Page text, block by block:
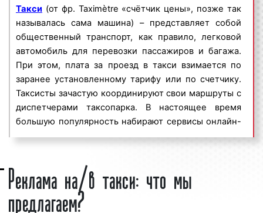
бизнесменов объясняется целым рядом факторов:
высокаячастота контактов;
массовый охват аудитории;
большое количество транспортных средств;
разнообразие рекламных форматов;
непрерывное воздействие на целевую
аудиторию;
низкие цены и регулярные скидки.
Реклама на/в такси в Таганроге является
клиентов и повышения процента продаж. Многие
клиенты нашего рекламного агентства используют
такси в качестве рекламных носителей на
постоянной основе.
Такси (от фр. Taximètre «счётчик цены», позже так
называлась сама машина) – представляет собой
общественный транспорт, как правило, легковой
автомобиль для перевозки пассажиров и багажа.
При этом, плата за проезд в такси взимается по
заранее установленному тарифу или по счетчику.
Таксисты зачастую координируют свои маршруты с
диспетчерами таксопарка. В настоящее время
большую популярность набирают сервисы онлайн-
заказа такси через мобильное приложение или
По некоторым данным первое в мире
такси появилось в Древнем Риме. К колеснице был
привязан обычный таз, в которой через каждые 200
Реклама на/в такси: что мы
предлагаем?